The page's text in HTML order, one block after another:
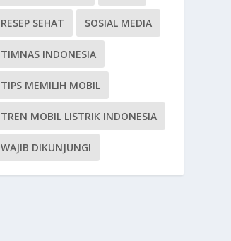
RESEP SEHAT SOSIAL MEDIA
TIMNAS INDONESIA
TIPS MEMILIH MOBIL
TREN MOBIL LISTRIK INDONESIA
WAJIB DIKUNJUNGI